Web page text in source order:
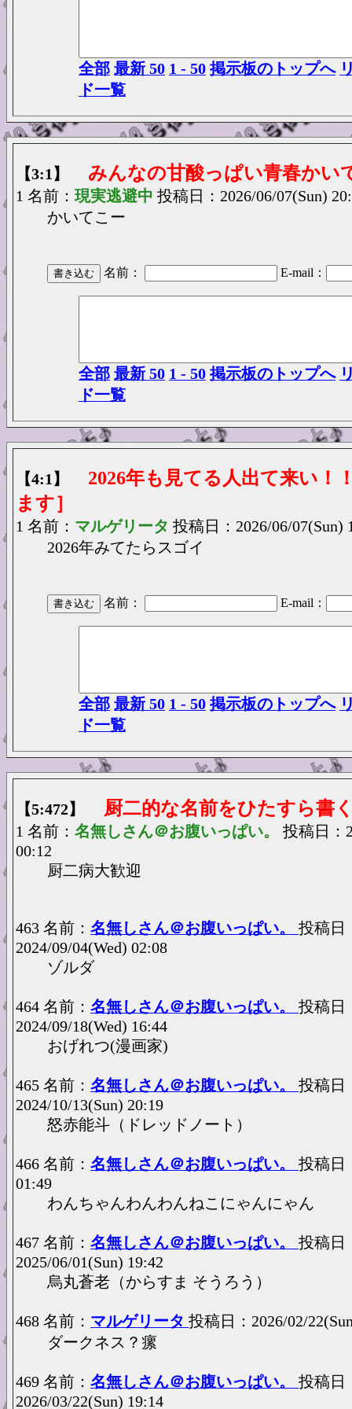
全部 最新 50 1 - 50 掲示板のトップへ
ド一覧
【3:1】 みんなの甘酸っぱい青春かい
1 名前： 現実逃避中 投稿日：2026/06/07(Sun)
かいてこー
名前： E-mail：
全部 最新 50 1 - 50 掲示板のトップへ
ド一覧
【4:1】 2026年も見てる人出て来い！
ます］
1 名前： マルゲリータ 投稿日：2026/06/07(Sun)
2026年みてたらスゴイ
名前： E-mail：
全部 最新 50 1 - 50 掲示板のトップへ
ド一覧
【5:472】 厨二的な名前をひたすら書
1 名前： 名無しさん＠お腹いっぱい。 投稿日：
00:12
厨二病大歓迎
463 名前： 名無しさん＠お腹いっぱい。 投稿日
2024/09/04(Wed) 02:08
ゾルダ
464 名前： 名無しさん＠お腹いっぱい。 投稿日
2024/09/18(Wed) 16:44
おげれつ(漫画家)
465 名前： 名無しさん＠お腹いっぱい。 投稿日
2024/10/13(Sun) 20:19
怒赤能斗（ドレッドノート）
466 名前： 名無しさん＠お腹いっぱい。 投稿日
01:49
わんちゃんわんわんねこにゃんにゃん
467 名前： 名無しさん＠お腹いっぱい。 投稿日
2025/06/01(Sun) 19:42
烏丸蒼老（からすま そうろう）
468 名前： マルゲリータ 投稿日：2026/02/
ダークネス？瘰
469 名前： 名無しさん＠お腹いっぱい。 投稿日
2026/03/22(Sun) 19:14